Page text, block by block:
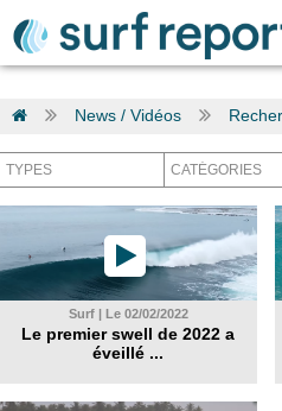
News / Vidéos
Surf | Le 02/02/2022
Le premier swell de 2022 a
éveillé ...